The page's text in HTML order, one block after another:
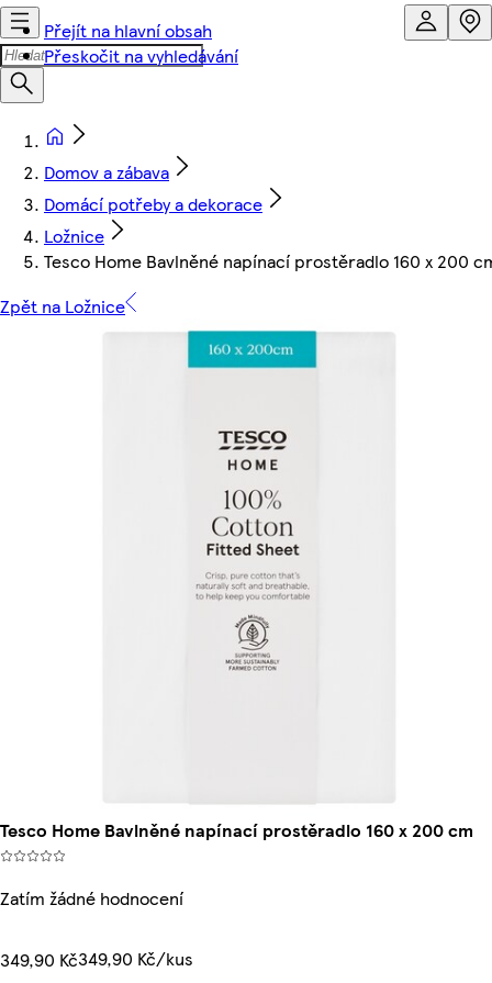
Přejít na hlavní obsah
Přeskočit na vyhledávání
Domov a zábava
Domácí potřeby a dekorace
Ložnice
Tesco Home Bavlněné napínací prostěradlo 160 x 200
Zpět na Ložnice
Tesco Home Bavlněné napínací prostěradlo 160 x 200 cm
Zatím žádné hodnocení
349,90 Kč349,90 Kč/kus